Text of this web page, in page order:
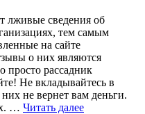
лживые сведения об
тем самым
на сайте
о них являются
рассадник
Не вкладывайтесь в
не вернет вам деньги.
… Читать далее